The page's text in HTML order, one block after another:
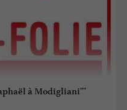
à Modigliani""